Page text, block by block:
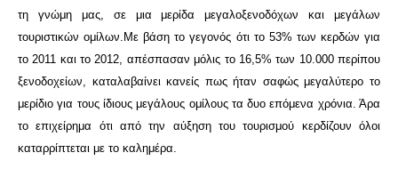
τη γνώμη μας, σε μια μερίδα μεγαλοξενοδόχων και μεγάλων
τουριστικών ομίλων.Με βάση το γεγονός ότι το 53% των κερδών για
το 2011 και το 2012, απέσπασαν μόλις το 16,5% των 10.000 περίπου
ξενοδοχείων, καταλαβαίνει κανείς πως ήταν σαφώς μεγαλύτερο το
μερίδιο για τους ίδιους μεγάλους ομίλους τα δυο επόμενα χρόνια. Άρα
το επιχείρημα ότι από την αύξηση του τουρισμού κερδίζουν όλοι
καταρρίπτεται με το καλημέρα.